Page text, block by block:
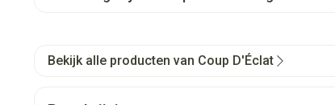
Bekijk alle producten van Coup D'Éclat